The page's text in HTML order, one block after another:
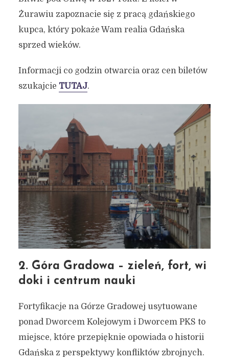
Żurawiu zapoznacie się z pracą gdańskiego
kupca, który pokaże Wam realia Gdańska
sprzed wieków.
Informacji co godzin otwarcia oraz cen biletów
szukajcie TUTAJ.
2. Góra Gradowa – zieleń, fort, wi
doki i centrum nauki
Fortyfikacje na Górze Gradowej usytuowane
ponad Dworcem Kolejowym i Dworcem PKS to
miejsce, które przepięknie opowiada o historii
Gdańska z perspektywy konfliktów zbrojnych.